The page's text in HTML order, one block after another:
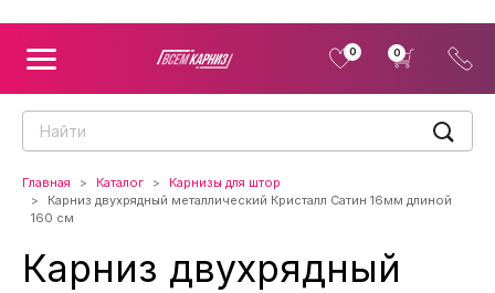
0 0
Главная Каталог
Карнизы для штор
Карниз двухрядный металлический Кристалл Сатин 16мм длиной
160 см
Карниз двухрядный